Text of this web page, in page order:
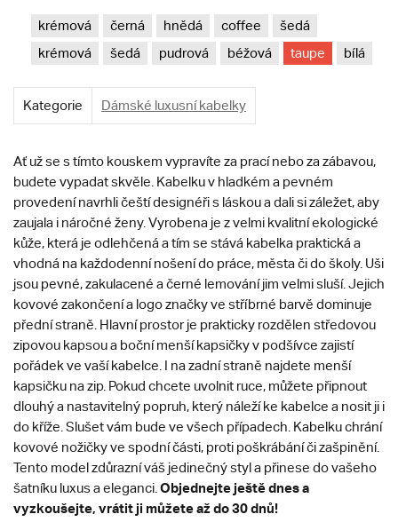
krémová černá hnědá coffee
šedá
krémová
šedá pudrová béžová taupe bílá
Kategorie Dámské luxusní kabelky
Ať už se s tímto kouskem vypravíte za prací nebo za zábavou,
budete vypadat skvěle. Kabelku v hladkém a pevném
provedení navrhli čeští designéři s láskou a dali si záležet, aby
zaujala i náročné ženy. Vyrobena je z velmi kvalitní ekologické
kůže, která je odlehčená a tím se stává kabelka praktická a
vhodná na každodenní nošení do práce, města či do školy. Uši
jsou pevné, zakulacené a černé lemování jim velmi sluší. Jejich
kovové zakončení a logo značky ve stříbrné barvě dominuje
přední straně. Hlavní prostor je prakticky rozdělen středovou
zipovou kapsou a boční menší kapsičky v podšívce zajistí
pořádek ve vaší kabelce. I na zadní straně najdete menší
kapsičku na zip. Pokud chcete uvolnit ruce, můžete připnout
dlouhý a nastavitelný popruh, který náleží ke kabelce a nosit ji i
do kříže. Slušet vám bude ve všech případech. Kabelku chrání
kovové nožičky ve spodní části, proti poškrábání či zašpinění.
Tento model zdůrazní váš jedinečný styl a přinese do vašeho
šatníku luxus a eleganci. Objednejte ještě dnes a
vyzkoušejte, vrátit ji můžete až do 30 dnů!